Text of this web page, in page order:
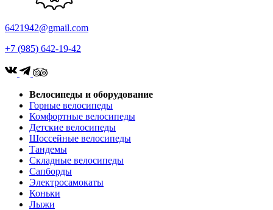
6421942@gmail.com
+7 (985) 642-19-42
Велосипеды и оборудование
Горные велосипеды
Комфортные велосипеды
Детские велосипеды
Шоссейные велосипеды
Тандемы
Складные велосипеды
Сапборды
Электросамокаты
Коньки
Лыжи